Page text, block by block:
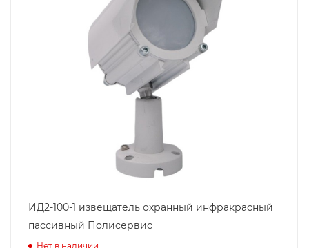
ИД2-100-1 извещатель охранный инфракрасный
пассивный Полисервис
Нет в наличии